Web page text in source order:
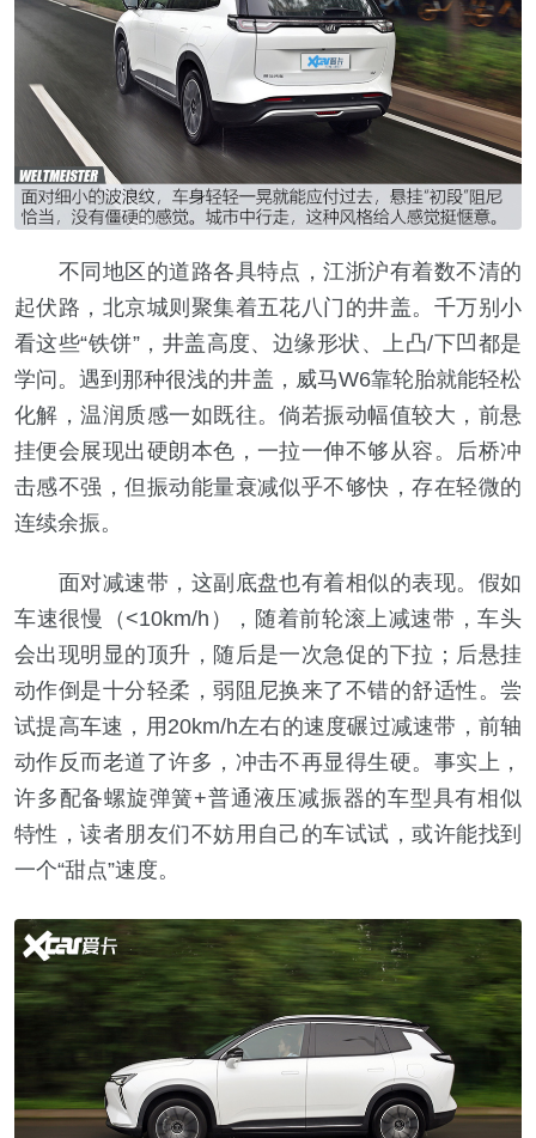
不同地区的道路各具特点，江浙沪有着数不清的
起伏路，北京城则聚集着五花八门的井盖。千万别小
看这些“铁饼”，井盖高度、边缘形状、上凸/下凹都是
学问。遇到那种很浅的井盖，威马W6靠轮胎就能轻松
化解，温润质感一如既往。倘若振动幅值较大，前悬
挂便会展现出硬朗本色，一拉一伸不够从容。后桥冲
击感不强，但振动能量衰减似乎不够快，存在轻微的
连续余振。
面对减速带，这副底盘也有着相似的表现。假如
车速很慢（<10km/h），随着前轮滚上减速带，车头
会出现明显的顶升，随后是一次急促的下拉；后悬挂
动作倒是十分轻柔，弱阻尼换来了不错的舒适性。尝
试提高车速，用20km/h左右的速度碾过减速带，前轴
动作反而老道了许多，冲击不再显得生硬。事实上，
许多配备螺旋弹簧+普通液压减振器的车型具有相似
特性，读者朋友们不妨用自己的车试试，或许能找到
一个“甜点”速度。